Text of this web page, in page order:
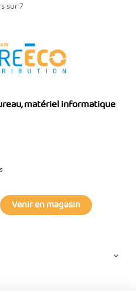
sur 7
matériel informatique
Venir en magasin
